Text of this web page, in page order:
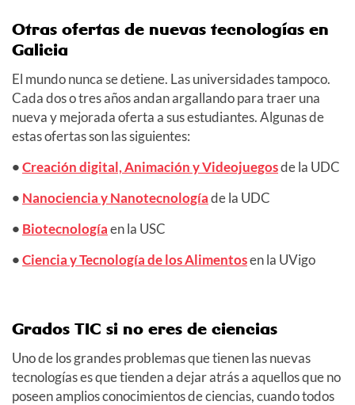
Otras ofertas de nuevas tecnologías en
Galicia
El mundo nunca se detiene. Las universidades tampoco.
Cada dos o tres años andan argallando para traer una
nueva y mejorada oferta a sus estudiantes. Algunas de
estas ofertas son las siguientes:
•Creación digital, Animación y Videojuegosde la UDC
• Nanociencia y Nanotecnologíade la UDC
• Biotecnologíaen la USC
•Ciencia y Tecnología de los Alimentosen la UVigo
Grados TIC si no eres de ciencias
Uno de los grandes problemas que tienen las nuevas
tecnologías es que tienden a dejar atrás a aquellos que no
poseen amplios conocimientos de ciencias, cuando todos